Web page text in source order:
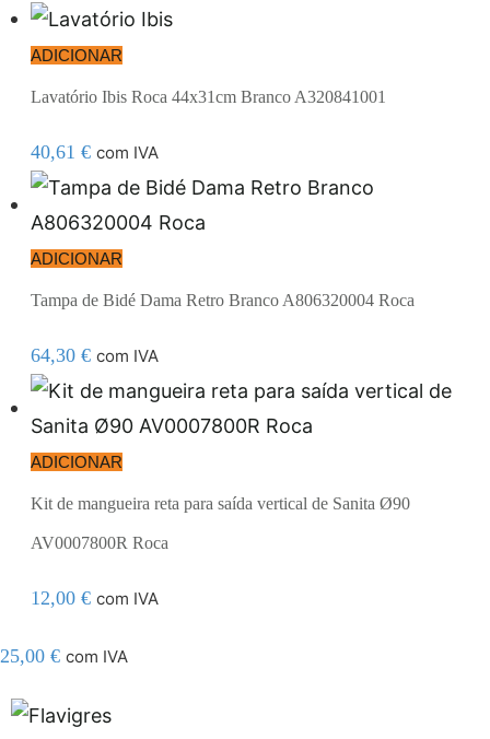
ADICIONAR
Lavatório Ibis Roca 44x31cm Branco A320841001
40,61 € com IVA
ADICIONAR
Tampa de Bidé Dama Retro Branco A806320004 Roca
64,30 € com IVA
ADICIONAR
Kit de mangueira reta para saída vertical de Sanita Ø90
AV0007800R Roca
12,00 € com IVA
25,00 € com IVA
resmi adresi